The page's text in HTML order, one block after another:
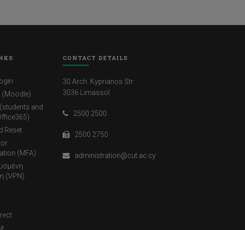
(Moodle)
and
Reset
(MFA)
(VPN)
CONTACT DETAILS
30 Arch. Kyprianos Str.
3036 Limassol
2500 2500
2500 2750
administration@cut.ac.cy